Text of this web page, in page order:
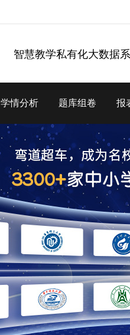
智慧教学私有化大数据
学情分析 题库组卷 报